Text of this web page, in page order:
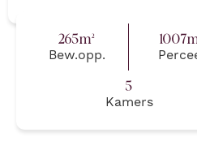
265m²
Bew.opp.
1007
5
Kamers